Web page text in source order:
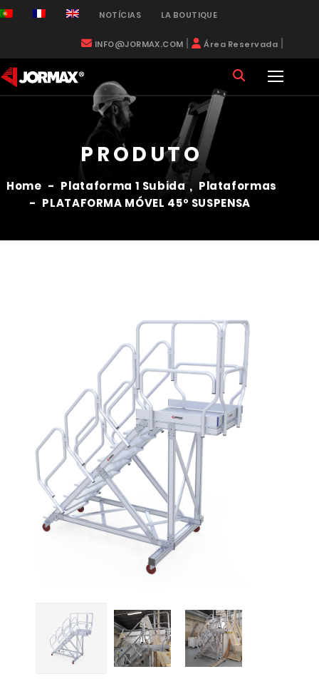
NOTÍCIAS LA BOUTIQUE
INFO@JORMAX.COM | Área Reservada
PRODUTO
Home - Plataforma 1 Subida , Plataformas
- PLATAFORMA MÓVEL 45º SUSPENSA